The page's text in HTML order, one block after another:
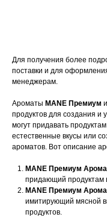
Для получения более
поставки и для
менеджерам.
Ароматы MANE Премиум
продуктов для создания и
могут придавать
естественные вкусы или
ароматов. Вот описание
MANE Премиум
придающий продуктам
MANE Премиум
имитирующий мясной
продуктов.